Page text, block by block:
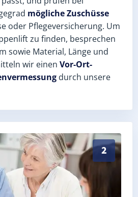
mögliche Zuschüsse
oder Pflegeversicherung. Um
zu finden, besprechen
sowie Material, Länge und
wir einen Vor-Ort-
durch unsere
2
Altenbuch (Landkreis